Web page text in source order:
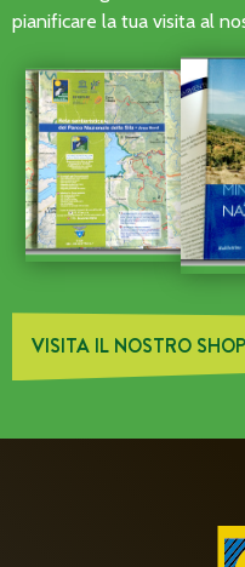
pianificare la tua visita al
VISITA IL NOSTRO SHOP